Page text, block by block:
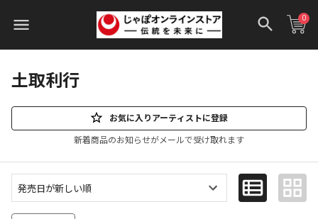
0
土取利行
お気に入りアーティストに登録
新着商品のお知らせがメールで受け取れます